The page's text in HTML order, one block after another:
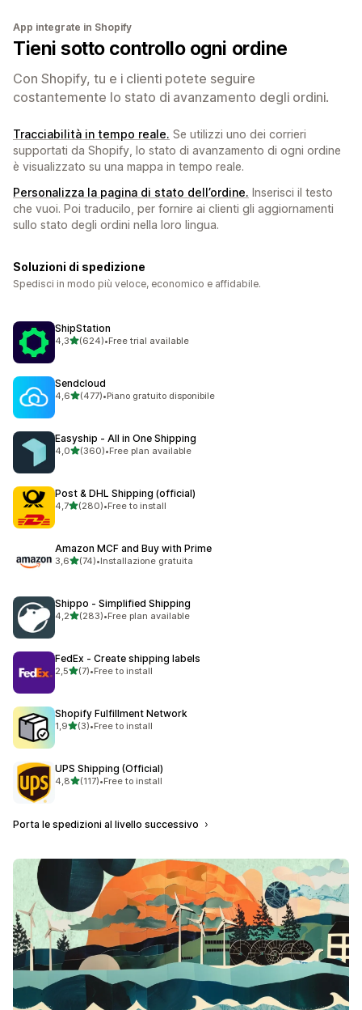
App integrate in Shopify
Tieni sotto controllo ogni ordine
Con Shopify, tu e i clienti potete seguire
costantemente lo stato di avanzamento degli ordini.
Tracciabilità in tempo reale. Se utilizzi uno dei corrieri
supportati da Shopify, lo stato di avanzamento di ogni ordine
è visualizzato su una mappa in tempo reale.
Personalizza la pagina di stato dell’ordine. Inserisci il testo
che vuoi. Poi traducilo, per fornire ai clienti gli aggiornamenti
sullo stato degli ordini nella loro lingua.
Soluzioni di spedizione
Spedisci in modo più veloce, economico e affidabile.
ShipStation
4,3stelle su 5
(624)
624 recensioni totali
•Free trial available
Sendcloud
4,6stelle su 5
(477)
477 recensioni totali
•Piano gratuito disponibile
Easyship ‑ All in One Shipping
4,0stelle su 5
(360)
360 recensioni totali
•Free plan available
Post & DHL Shipping (official)
4,7stelle su 5
(280)
280 recensioni totali
•Free to install
Amazon MCF and Buy with Prime
3,6stelle su 5
(74)
74 recensioni totali
•Installazione gratuita
Shippo ‑ Simplified Shipping
4,2stelle su 5
(283)
283 recensioni totali
•Free plan available
FedEx ‑ Create shipping labels
2,5stelle su 5
(7)
7 recensioni totali
•Free to install
Shopify Fulfillment Network
1,9stelle su 5
(3)
3 recensioni totali
•Free to install
UPS Shipping (Official)
4,8stelle su 5
(117)
117 recensioni totali
•Free to install
Porta le spedizioni al livello successivo